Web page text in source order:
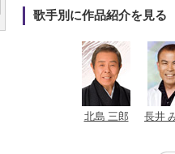
歌手別に作品紹介を見る
北島 三郎 長井